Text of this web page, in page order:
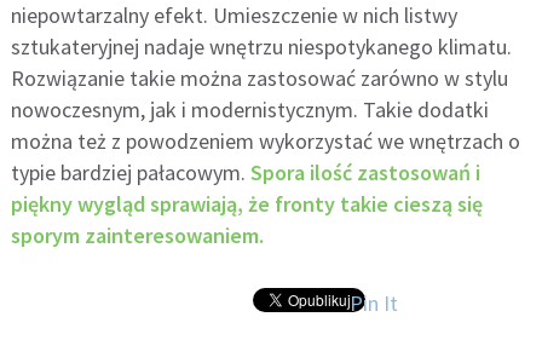
niepowtarzalny efekt. Umieszczenie w nich listwy
sztukateryjnej nadaje wnętrzu niespotykanego klimatu.
Rozwiązanie takie można zastosować zarówno w stylu
nowoczesnym, jak i modernistycznym. Takie dodatki
można też z powodzeniem wykorzystać we wnętrzach o
typie bardziej pałacowym. Spora ilość zastosowań i
piękny wygląd sprawiają, że fronty takie cieszą się
sporym zainteresowaniem.
Pin It